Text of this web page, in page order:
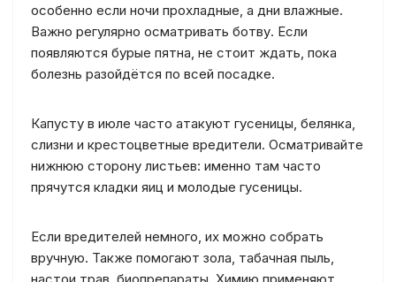
особенно если ночи прохладные, а дни влажные.
Важно регулярно осматривать ботву. Если
появляются бурые пятна, не стоит ждать, пока
болезнь разойдётся по всей посадке.
Капусту в июле часто атакуют гусеницы, белянка,
слизни и крестоцветные вредители. Осматривайте
нижнюю сторону листьев: именно там часто
прячутся кладки яиц и молодые гусеницы.
Если вредителей немного, их можно собрать
вручную. Также помогают зола, табачная пыль,